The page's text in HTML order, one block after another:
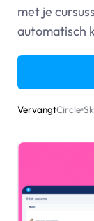
met je
automatisch
VervangtCircle